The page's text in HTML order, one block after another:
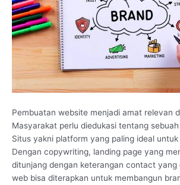
Pembuatan website menjadi amat relevan
Masyarakat perlu diedukasi tentang
Situs yakni platform yang paling ideal
Dengan copywriting, landing page yang
ditunjang dengan keterangan contact yang
web bisa diterapkan untuk membangun